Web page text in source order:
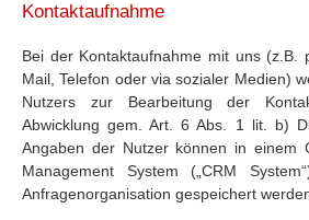
Kontaktaufnahme
Bei der Kontaktaufnahme mit uns (z.B.
Mail, Telefon oder via sozialer Medien)
Nutzers zur Bearbeitung der
Abwicklung gem. Art. 6 Abs. 1 lit. b)
Angaben der Nutzer können in einem
Management System („CRM
Anfragenorganisation gespeichert